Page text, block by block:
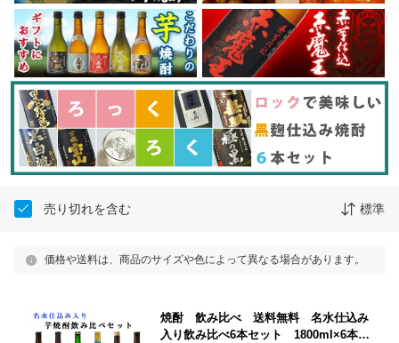
売り切れを含む 標準
価格や送料は、商品のサイズや色によって異なる場合があります。
焼酎 飲み比べ 送料無料 名水仕込み
入り飲み比べ6本セット 1800ml×6本